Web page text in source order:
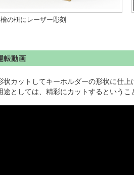
檜の枡にレーザー彫刻
転動画
カットしてキーホルダーの形状に仕上
途としては、精彩にカットするという